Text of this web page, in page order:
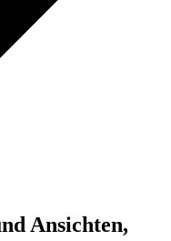
Ansichten,